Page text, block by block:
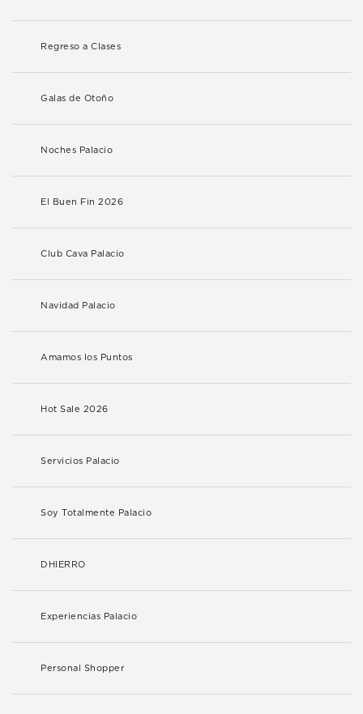
Regreso a Clases
Galas de Otoño
Noches Palacio
El Buen Fin 2026
Club Cava Palacio
Navidad Palacio
Amamos los Puntos
Hot Sale 2026
Servicios Palacio
Soy Totalmente Palacio
DHIERRO
Experiencias Palacio
Personal Shopper